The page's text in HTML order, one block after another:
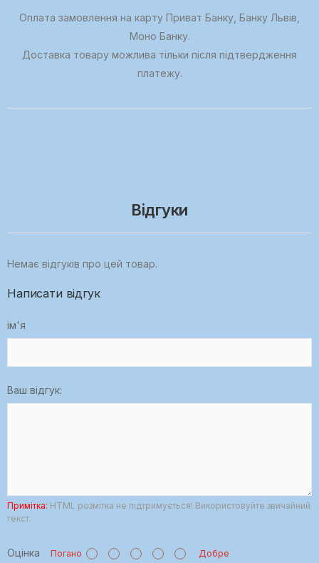
Оплата замовлення на карту Приват Банку, Банку Львів,
Моно Банку.
Доставка товару можлива тільки після підтвердження
платежу.
Відгуки
Немає відгуків про цей товар.
Написати відгук
ім'я
Ваш відгук:
Примітка: HTML розмітка не підтримується! Використовуйте звичайний
текст.
Оцінка Погано Добре